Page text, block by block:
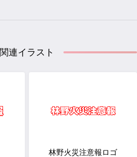
関連イラスト
林野火災注意報ロゴ